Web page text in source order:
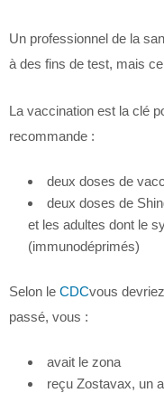
Un professionnel de la
à des fins de test, mais
La vaccination est la clé
recommande :
deux doses de
deux doses de
et les adultes dont le
(immunodéprimés)
Selon le CDCvous
passé, vous :
avait le zona
reçu Zostavax, un